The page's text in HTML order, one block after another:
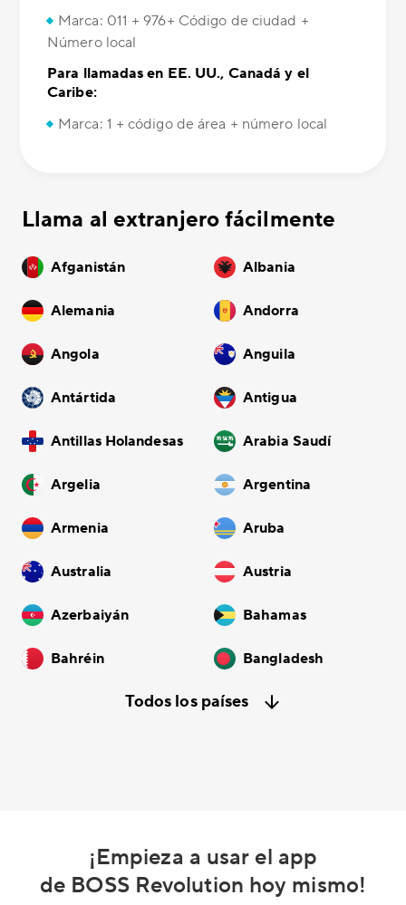
Marca: 011 + 976+ Código de ciudad +
Número local
Para llamadas en EE. UU., Canadá y el
Caribe:
Marca: 1 + código de área + número local
Llama al extranjero fácilmente
Afganistán Albania
Alemania Andorra
Angola Anguila
Antártida Antigua
Antillas Holandesas Arabia Saudí
Argelia Argentina
Armenia Aruba
Australia Austria
Azerbaiyán Bahamas
Bahréin Bangladesh
Todos los países
¡Empieza a usar el app
de BOSS Revolution hoy mismo!